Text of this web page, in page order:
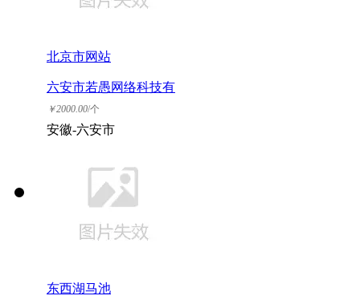
北京市网站
六安市若愚网络科技有
限公司
￥2000.00/个
安徽-六安市
东西湖马池